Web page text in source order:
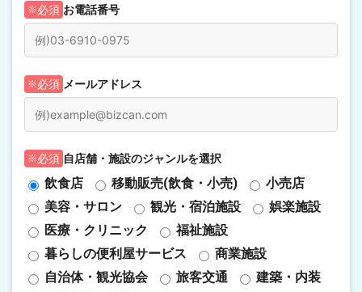
必須 お電話番号
必須 メールアドレス
必須 自店舗・施設のジャンルを選択
飲食店 移動販売(飲食・小売)
小売店
美容・サロン
観光・宿泊施設
娯楽施設
医療・クリニック
福祉施設
暮らしの便利屋サービス
商業施設
自治体・観光協会
旅客交通
建築・内装